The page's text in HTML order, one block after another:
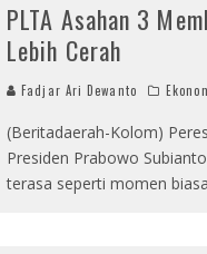
PLTA Asahan 3
Lebih Cerah
Fadjar Ari Dewanto
(Beritadaerah-Kolom)
Presiden Prabowo
terasa seperti momen